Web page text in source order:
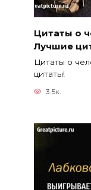
Цитаты о
Лучшие
Цитаты о
цитаты!
3.5к.